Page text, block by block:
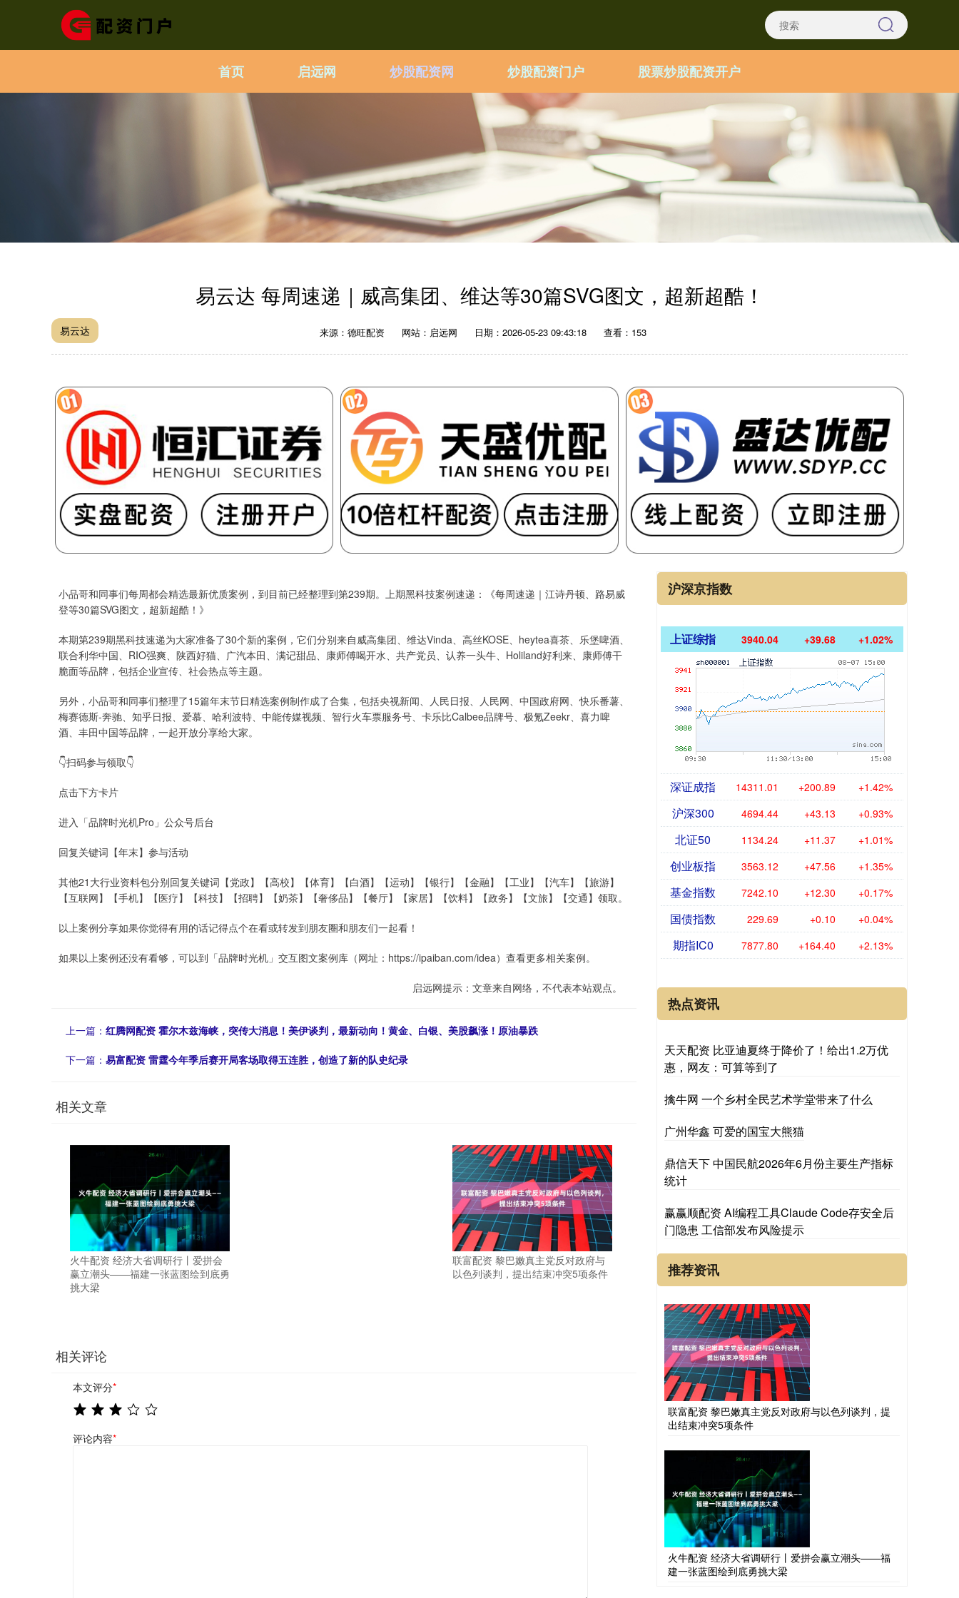
首页 启远网 炒股配资网 炒股配资门户 股票炒股配资开户
易云达 每周速递｜威高集团、维达等30篇SVG图文，超新超酷！
易云达 来源：德旺配资 网站：启远网 日期：2026-05-23 09:43:18 查看：153
小品哥和同事们每周都会精选最新优质案例，到目前已经整理到第239期。上期黑科技案例速递：《每周速递｜江诗丹顿、路易威
登等30篇SVG图文，超新超酷！》
本期第239期黑科技速递为大家准备了30个新的案例，它们分别来自威高集团、维达Vinda、高丝KOSE、heytea喜茶、乐堡啤酒、
联合利华中国、RIO强爽、陕西好猫、广汽本田、满记甜品、康师傅喝开水、共产党员、认养一头牛、Holiland好利来、康师傅干
脆面等品牌，包括企业宣传、社会热点等主题。
另外，小品哥和同事们整理了15篇年末节日精选案例制作成了合集，包括央视新闻、人民日报、人民网、中国政府网、快乐番薯、
梅赛德斯-奔驰、知乎日报、爱慕、哈利波特、中能传媒视频、智行火车票服务号、卡乐比Calbee品牌号、极氪Zeekr、喜力啤
酒、丰田中国等品牌，一起开放分享给大家。
👇扫码参与领取👇
点击下方卡片
进入「品牌时光机Pro」公众号后台
回复关键词【年末】参与活动
其他21大行业资料包分别回复关键词【党政】【高校】【体育】【白酒】【运动】【银行】【金融】【工业】【汽车】【旅游】
【互联网】【手机】【医疗】【科技】【招聘】【奶茶】【奢侈品】【餐厅】【家居】【饮料】【政务】【文旅】【交通】领取。
以上案例分享如果你觉得有用的话记得点个在看或转发到朋友圈和朋友们一起看！
如果以上案例还没有看够，可以到「品牌时光机」交互图文案例库（网址：https://ipaiban.com/idea）查看更多相关案例。
启远网提示：文章来自网络，不代表本站观点。
上一篇： 红腾网配资 霍尔木兹海峡，突传大消息！美伊谈判，最新动向！黄金、白银、美股飙涨！原油暴跌
下一篇： 易富配资 雷霆今年季后赛开局客场取得五连胜，创造了新的队史纪录
相关文章
火牛配资 经济大省调研行丨爱拼会
赢立潮头——福建一张蓝图绘到底勇
挑大梁
联富配资 黎巴嫩真主党反对政府与
以色列谈判，提出结束冲突5项条件
相关评论
本文评分*
评论内容*
沪深京指数
上证综指 3940.04 +39.68 +1.02%
深证成指 14311.01 +200.89 +1.42%
沪深300 4694.44 +43.13 +0.93%
北证50 1134.24 +11.37 +1.01%
创业板指 3563.12 +47.56 +1.35%
基金指数 7242.10 +12.30 +0.17%
国债指数 229.69 +0.10 +0.04%
期指IC0 7877.80 +164.40 +2.13%
热点资讯
天天配资 比亚迪夏终于降价了！给出1.2万优
惠，网友：可算等到了
擒牛网 一个乡村全民艺术学堂带来了什么
广州华鑫 可爱的国宝大熊猫
鼎信天下 中国民航2026年6月份主要生产指标
统计
赢赢顺配资 AI编程工具Claude Code存安全后
门隐患 工信部发布风险提示
推荐资讯
联富配资 黎巴嫩真主党反对政府与以色列谈判，提
出结束冲突5项条件
火牛配资 经济大省调研行丨爱拼会赢立潮头——福
建一张蓝图绘到底勇挑大梁